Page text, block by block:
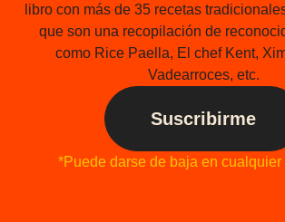
libro con más de 35 recetas
que son una recopilación de
como Rice Paella, El chef Kent,
Vadearroces, etc.
Suscribirme
*Puede darse de baja en cualquier